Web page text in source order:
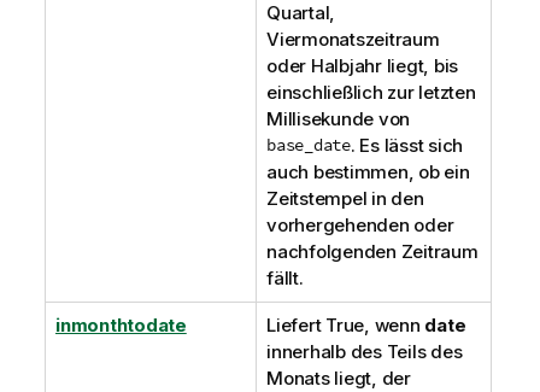
Quartal,
Viermonatszeitraum
oder Halbjahr liegt, bis
einschließlich zur letzten
Millisekunde von
base_date. Es lässt sich
auch bestimmen, ob ein
Zeitstempel in den
vorhergehenden oder
nachfolgenden Zeitraum
fällt.
inmonthtodate Liefert True, wenn date
innerhalb des Teils des
Monats liegt, der